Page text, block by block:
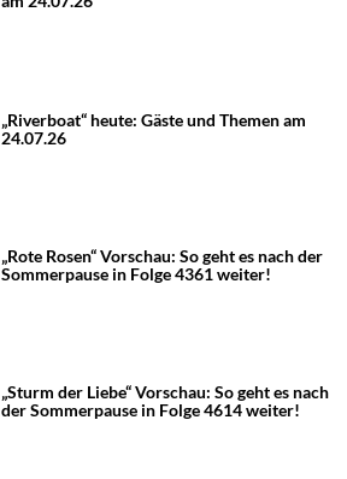
„Riverboat“ heute: Gäste und Themen am
24.07.26
„Rote Rosen“ Vorschau: So geht es nach der
Sommerpause in Folge 4361 weiter!
„Sturm der Liebe“ Vorschau: So geht es nach
der Sommerpause in Folge 4614 weiter!